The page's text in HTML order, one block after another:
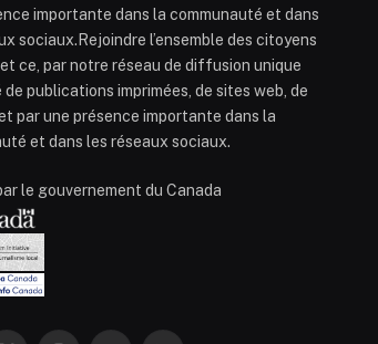
importante dans la communauté et dans
sociaux.Rejoindre l’ensemble des citoyens
ce, par notre réseau de diffusion unique
publications imprimées, de sites web, de
par une présence importante dans la
et dans les réseaux sociaux.
le gouvernement du Canada